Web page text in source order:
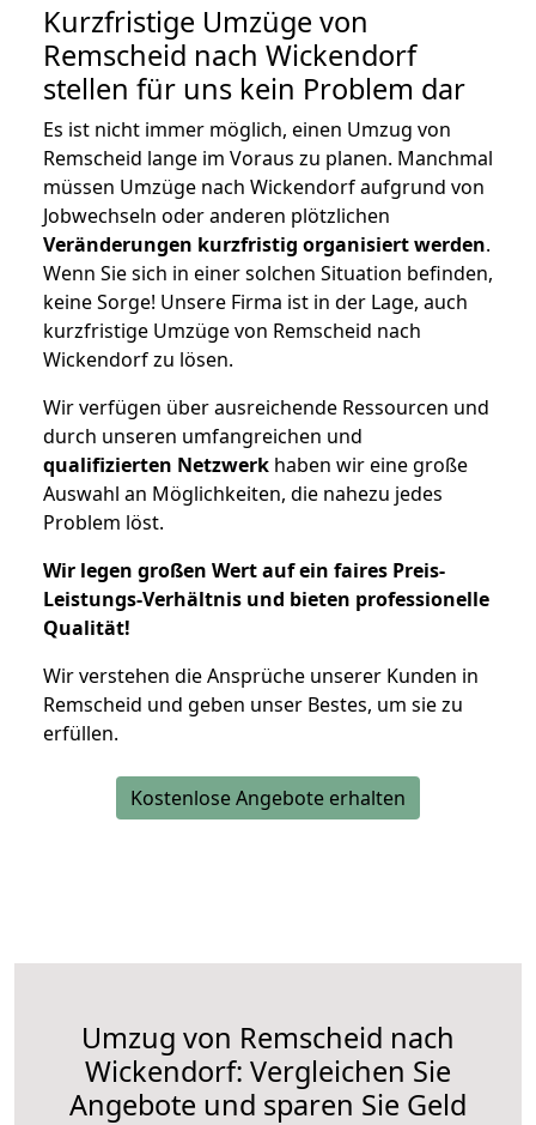
Kurzfristige Umzüge von
Remscheid nach Wickendorf
stellen für uns kein Problem dar
Es ist nicht immer möglich, einen Umzug von
Remscheid lange im Voraus zu planen. Manchmal
müssen Umzüge nach Wickendorf aufgrund von
Jobwechseln oder anderen plötzlichen
Veränderungen kurzfristig organisiert werden.
Wenn Sie sich in einer solchen Situation befinden,
keine Sorge! Unsere Firma ist in der Lage, auch
kurzfristige Umzüge von Remscheid nach
Wickendorf zu lösen.
Wir verfügen über ausreichende Ressourcen und
durch unseren umfangreichen und
qualifizierten Netzwerk haben wir eine große
Auswahl an Möglichkeiten, die nahezu jedes
Problem löst.
Wir legen großen Wert auf ein faires Preis-
Leistungs-Verhältnis und bieten professionelle
Qualität!
Wir verstehen die Ansprüche unserer Kunden in
Remscheid und geben unser Bestes, um sie zu
erfüllen.
Kostenlose Angebote erhalten
Umzug von Remscheid nach
Wickendorf: Vergleichen Sie
Angebote und sparen Sie Geld